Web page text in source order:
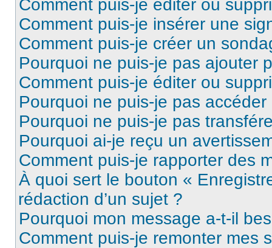
Comment puis-je éditer ou
Comment puis-je insérer une
Comment puis-je créer un
Pourquoi ne puis-je pas ajouter
Comment puis-je éditer ou
Pourquoi ne puis-je pas
Pourquoi ne puis-je pas
Pourquoi ai-je reçu un
Comment puis-je rapporter des
À quoi sert le bouton «
rédaction d’un sujet ?
Pourquoi mon message a-t-il
Comment puis-je remonter mes